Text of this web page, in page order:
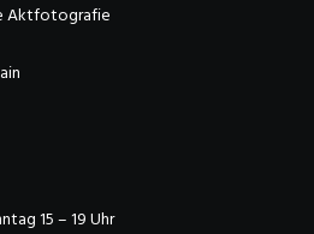
Aktfotografie
15 – 19 Uhr